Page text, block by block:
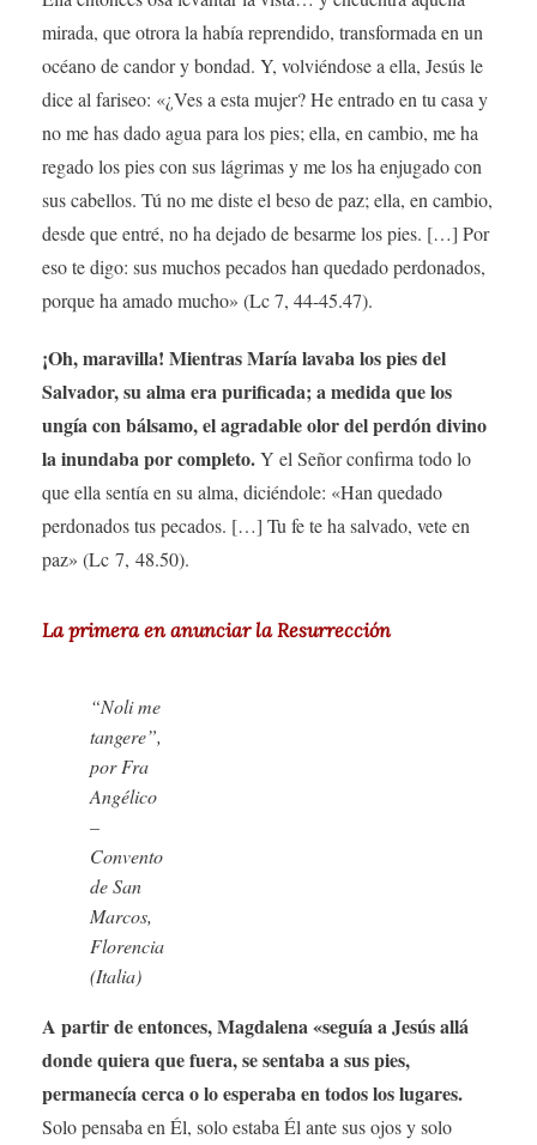
mirada, que otrora la había reprendido, transformada en un
océano de candor y bondad. Y, volviéndose a ella, Jesús le
dice al fariseo: «¿Ves a esta mujer? He entrado en tu casa y
no me has dado agua para los pies; ella, en cambio, me ha
regado los pies con sus lágrimas y me los ha enjugado con
sus cabellos. Tú no me diste el beso de paz; ella, en cambio,
desde que entré, no ha dejado de besarme los pies. […] Por
eso te digo: sus muchos pecados han quedado perdonados,
porque ha amado mucho» (Lc 7, 44-45.47).
¡Oh, maravilla! Mientras María lavaba los pies del
Salvador, su alma era purificada; a medida que los
ungía con bálsamo, el agradable olor del perdón divino
la inundaba por completo.Y el Señor confirma todo lo
que ella sentía en su alma, diciéndole: «Han quedado
perdonados tus pecados. […] Tu fe te ha salvado, vete en
paz» (Lc 7, 48.50).
La primera en anunciar la Resurrección
“Noli me
tangere”,
por Fra
Angélico
–
Convento
de San
Marcos,
Florencia
(Italia)
A partir de entonces, Magdalena «seguía a Jesús allá
donde quiera que fuera, se sentaba a sus pies,
permanecía cerca o lo esperaba en todos los lugares.
Solo pensaba en Él, solo estaba Él ante sus ojos y solo